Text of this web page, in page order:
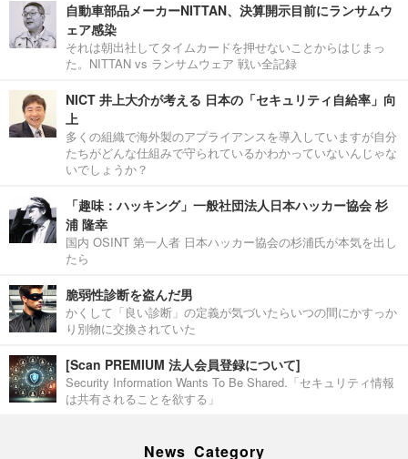
自動車部品メーカーNITTAN、決算開示目前にランサムウ
ェア感染
それは朝出社してタイムカードを押せないことからはじまっ
た。NITTAN vs ランサムウェア 戦い全記録
NICT 井上大介が考える 日本の「セキュリティ自給率」向
上
多くの組織で海外製のアプライアンスを導入していますが自分
たちがどんな仕組みで守られているかわかっていないんじゃな
いでしょうか？
「趣味：ハッキング」一般社団法人日本ハッカー協会 杉
浦 隆幸
国内 OSINT 第一人者 日本ハッカー協会の杉浦氏が本気を出し
たら
脆弱性診断を盗んだ男
かくして「良い診断」の定義が気づいたらいつの間にかすっか
り別物に交換されていた
[Scan PREMIUM 法人会員登録について]
Security Information Wants To Be Shared.「セキュリティ情報
は共有されることを欲する」
News Category